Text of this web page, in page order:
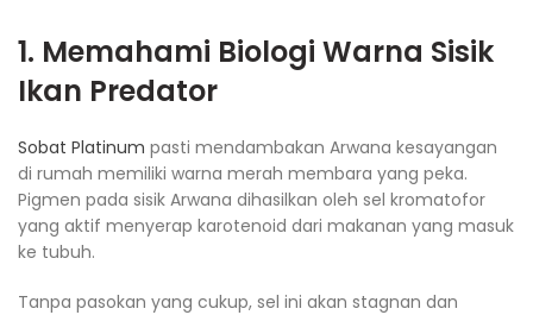
1. Memahami Biologi Warna Sisik
Ikan Predator
Sobat Platinum pasti mendambakan Arwana kesayangan
di rumah memiliki warna merah membara yang peka.
Pigmen pada sisik Arwana dihasilkan oleh sel kromatofor
yang aktif menyerap karotenoid dari makanan yang masuk
ke tubuh.
Tanpa pasokan yang cukup, sel ini akan stagnan dan